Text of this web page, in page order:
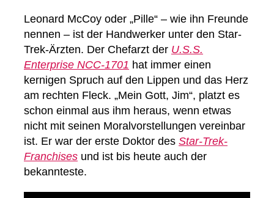
Leonard McCoy oder „Pille“ – wie ihn Freunde
nennen – ist der Handwerker unter den Star-
Trek-Ärzten. Der Chefarzt der U.S.S.
Enterprise NCC-1701 hat immer einen
kernigen Spruch auf den Lippen und das Herz
am rechten Fleck. „Mein Gott, Jim“, platzt es
schon einmal aus ihm heraus, wenn etwas
nicht mit seinen Moralvorstellungen vereinbar
ist. Er war der erste Doktor des Star-Trek-
Franchises und ist bis heute auch der
bekannteste.